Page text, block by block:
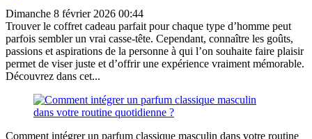
Dimanche 8 février 2026 00:44
Trouver le coffret cadeau parfait pour chaque type d’homme peut
parfois sembler un vrai casse-tête. Cependant, connaître les goûts,
passions et aspirations de la personne à qui l’on souhaite faire plaisir
permet de viser juste et d’offrir une expérience vraiment mémorable.
Découvrez dans cet...
Comment intégrer un parfum classique masculin dans votre routine